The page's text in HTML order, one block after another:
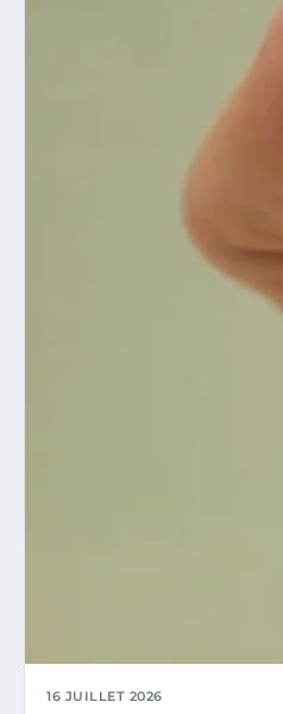
16 JUILLET 2026